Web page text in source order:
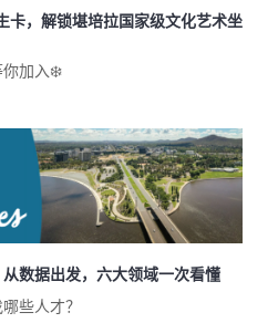
卡，解锁堪培拉国家级文化艺术坐
你加入❄️
数据出发，六大领域一次看懂
些人才？